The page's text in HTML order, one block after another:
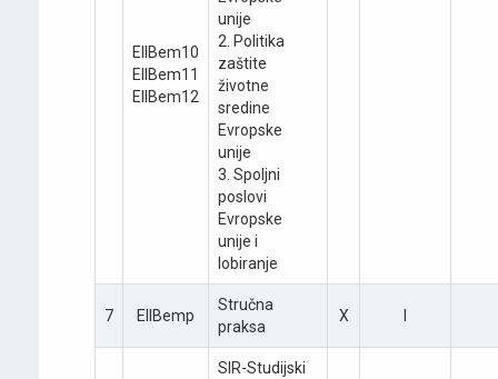
EIIBеm10
EIIBеm11
EIIBеm12
unije
2. Politika
zaštite
životne
sredine
Evropske
unije
3. Spoljni
poslovi
Evropske
unije i
lobiranje
7 EIIBemp
Stručna
praksa
X
SIR-Studijski